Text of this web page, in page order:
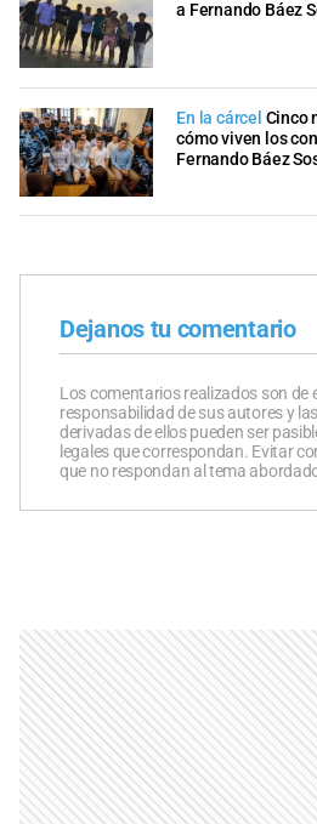
a Fernando Báez
En la cárcel Cinco
cómo viven los
Fernando Báez
Dejanos tu comentario
Los comentarios realizados son de
responsabilidad de sus autores y
derivadas de ellos pueden ser
legales que correspondan. Evitar
que no respondan al tema